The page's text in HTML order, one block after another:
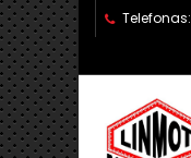
Telefonas: